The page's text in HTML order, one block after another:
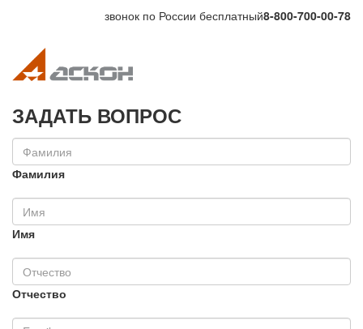
звонок по России бесплатный8-800-700-00-78
ЗАДАТЬ ВОПРОС
Фамилия
Имя
Отчество